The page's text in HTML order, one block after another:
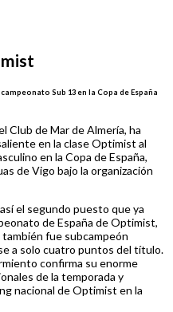
Sub 13 en la Copa de España
Club de Mar de Almería, ha
en la clase Optimist al
en la Copa de España,
de Vigo bajo la organización
el segundo puesto que ya
de España de Optimist,
fue subcampeón
a solo cuatro puntos del título.
confirma su enorme
de la temporada y
nacional de Optimist en la